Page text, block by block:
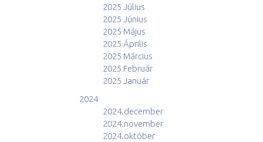
2025 Július
2025 Június
2025 Május
2025 Április
2025 Március
2025 Február
2025 Január
2024
2024.december
2024.november
2024.október